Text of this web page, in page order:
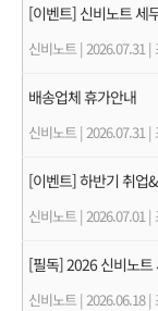
[이벤트] 신비노트 세
신비노트 | 2026.07.31 |
배송업체 휴가안내
신비노트 | 2026.07.31 |
[이벤트] 하반기 취업
신비노트 | 2026.07.01 |
[필독] 2026 신비노트
신비노트 | 2026.06.18 |